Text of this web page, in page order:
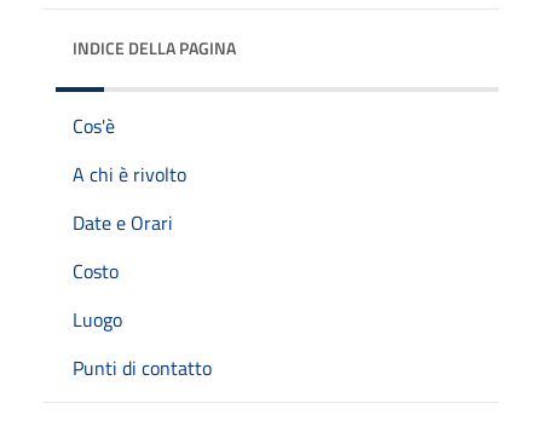
INDICE DELLA PAGINA
Cos'è
A chi è rivolto
Date e Orari
Costo
Luogo
Punti di contatto